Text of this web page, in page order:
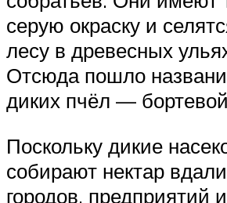
серую окраску и
лесу в древесных
Отсюда пошло
диких пчёл —
Поскольку дикие
собирают нектар
городов, предприятий